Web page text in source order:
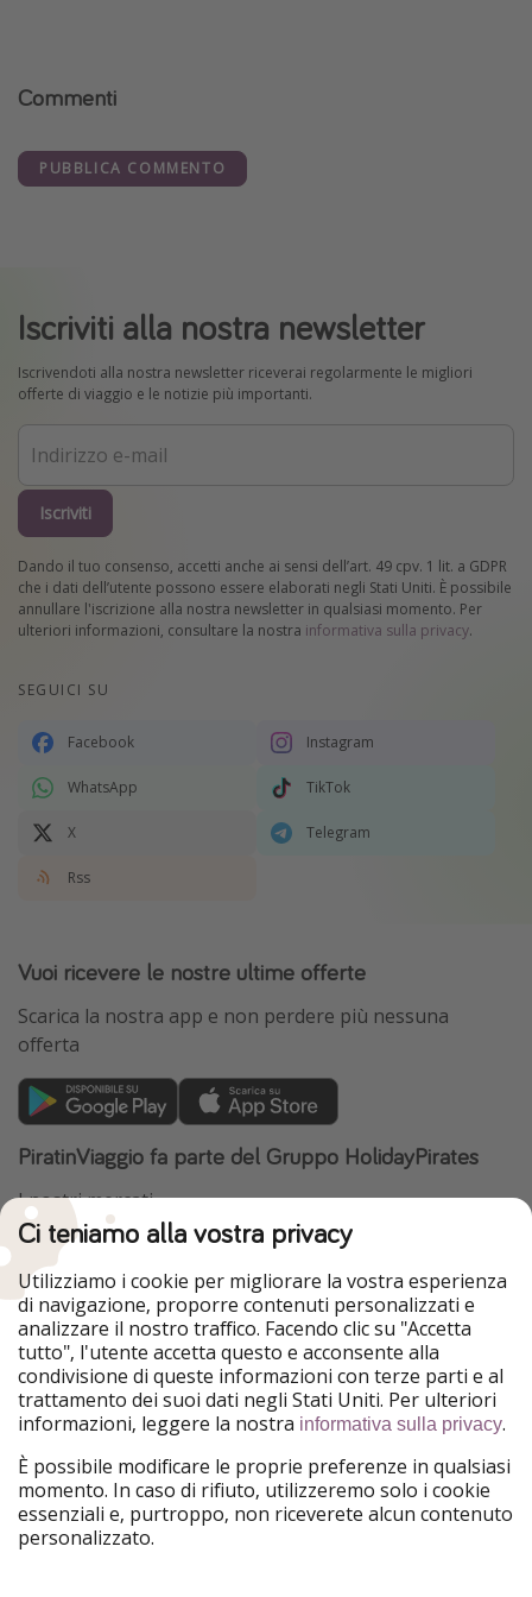
Commenti
PUBBLICA COMMENTO
Iscriviti alla nostra newsletter
Iscrivendoti alla nostra newsletter riceverai regolarmente le migliori
offerte di viaggio e le notizie più importanti.
Iscriviti
Dando il tuo consenso, accetti anche ai sensi dell’art. 49 cpv. 1 lit. a GDPR
che i dati dell’utente possono essere elaborati negli Stati Uniti. È possibile
annullare l'iscrizione alla nostra newsletter in qualsiasi momento. Per
ulteriori informazioni, consultare la nostra informativa sulla privacy.
SEGUICI SU
Facebook Instagram
WhatsApp TikTok
X Telegram
Rss
Vuoi ricevere le nostre ultime offerte
Scarica la nostra app e non perdere più nessuna
offerta
PiratinViaggio fa parte del Gruppo HolidayPirates
I nostri mercati
HolidayPirates
VakantiePiraten
WakacyjniPiraci
Ferienpiraten
Urlaubspiraten
Urlaubspiraten
ViajerosPiratas
TravelPirates
Il nostro gruppo
HolidayPirates Group
Conoscici meglio
Chi siamo
Lavora con noi
Informazioni legali
Termini d' Uso
Ci teniamo alla vostra privacy
Utilizziamo i cookie per migliorare la vostra esperienza
di navigazione, proporre contenuti personalizzati e
analizzare il nostro traffico. Facendo clic su "Accetta
tutto", l'utente accetta questo e acconsente alla
condivisione di queste informazioni con terze parti e al
trattamento dei suoi dati negli Stati Uniti. Per ulteriori
informazioni, leggere la nostra informativa sulla privacy.
È possibile modificare le proprie preferenze in qualsiasi
momento. In caso di rifiuto, utilizzeremo solo i cookie
essenziali e, purtroppo, non riceverete alcun contenuto
personalizzato.